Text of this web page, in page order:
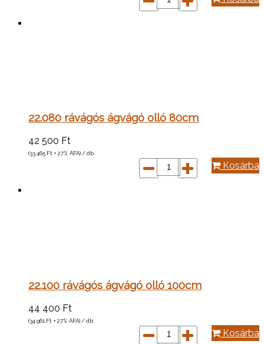
22.080 rávágós ágvágó olló 80cm
42 500 Ft
(33 465 Ft + 27% ÁFA) / db
Kosárba
22.100 rávágós ágvágó olló 100cm
44 400 Ft
(34 961 Ft + 27% ÁFA) / db
Kosárba